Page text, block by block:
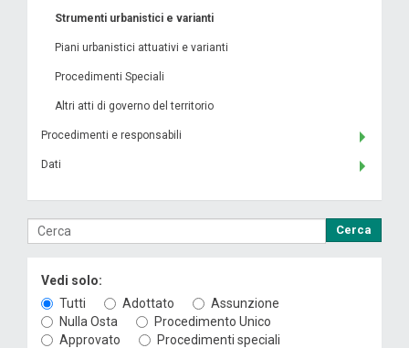
Strumenti urbanistici e varianti
Piani urbanistici attuativi e varianti
Procedimenti Speciali
Altri atti di governo del territorio
Procedimenti e responsabili
Dati
Cerca
Vedi solo:
Tutti
Adottato
Assunzione
Nulla Osta
Procedimento Unico
Approvato
Procedimenti speciali